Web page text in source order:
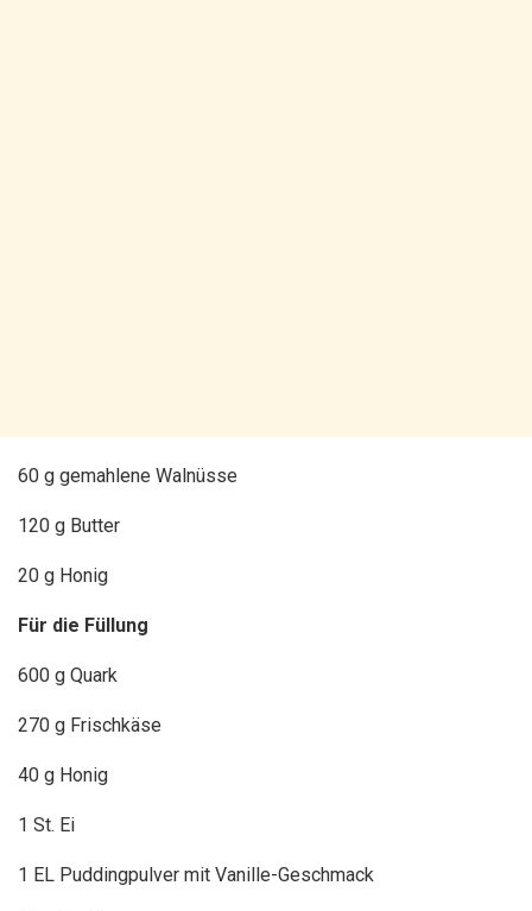
60 g gemahlene Walnüsse
120 g Butter
20 g Honig
Für die Füllung
600 g Quark
270 g Frischkäse
40 g Honig
1 St. Ei
1 EL Puddingpulver mit Vanille-Geschmack